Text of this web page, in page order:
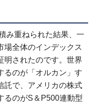
み重ねられた結果、一
場全体のインデックス
明されたのです。世界
るのが「オルカン」す
託で、アメリカの株式
るのがS＆P500連動型